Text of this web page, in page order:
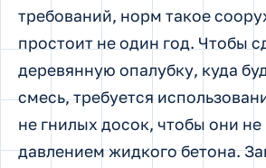
требований, норм такое
простоит не один год. Чтобы
деревянную опалубку, куда
смесь, требуется
не гнилых досок, чтобы они
давлением жидкого бетона.